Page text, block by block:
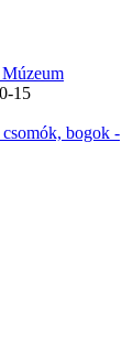
15
bogok -